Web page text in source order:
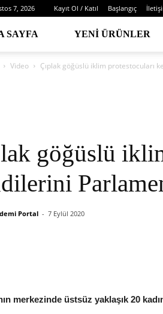
7, 2026 Kayıt Ol / Katıl Başlangıç
SAYFA YENI ÜRÜNLER
Video Çıplak göğüslü iklim protestocuları
göğüslü
Portal - 7 Eylül 2020
merkezinde üstsüz yaklaşık 20